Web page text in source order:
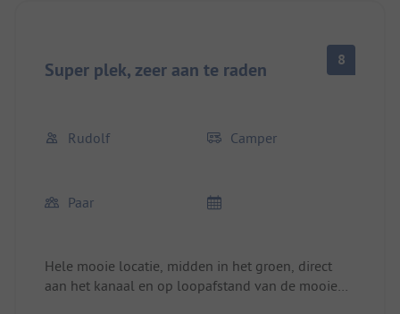
Super plek, zeer aan te raden 8
Rudolf Camper
Paar
Hele mooie locatie, midden in het groen, direct
aan het kanaal en op loopafstand van de mooie